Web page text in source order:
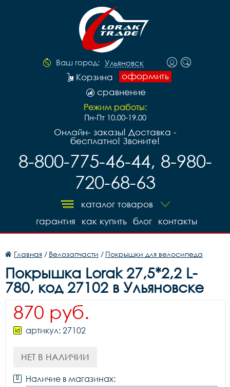
Ваш город: Ульяновск
оформить
Корзина
сравнение
Режим работы:
Пн-Пт 10.00-19.00
Онлайн- заказы! Доставка -
бесплатно! Звоните!
8-800-775-46-44, 8-980-
720-68-63
каталог товаров
контакты
блог
как купить
гарантия
Главная / Велозапчасти / Покрышки для велосипеда
Покрышка Lorak 27,5*2,2 L-
780, код 27102 в Ульяновске
870 руб.
артикул: 27102
НЕТ В НАЛИЧИИ
Наличие в магазинах: